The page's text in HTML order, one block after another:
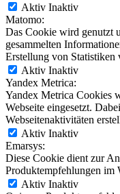
Aktiv Inaktiv
Matomo:
Das Cookie wird genutzt
gesammelten
Erstellung von Statistiken
Aktiv Inaktiv
Yandex Metrica:
Yandex Metrica Cookies
Webseite eingesetzt.
Webseitenaktivitäten
Aktiv Inaktiv
Emarsys:
Diese Cookie dient zur
Produktempfehlungen im
Aktiv Inaktiv